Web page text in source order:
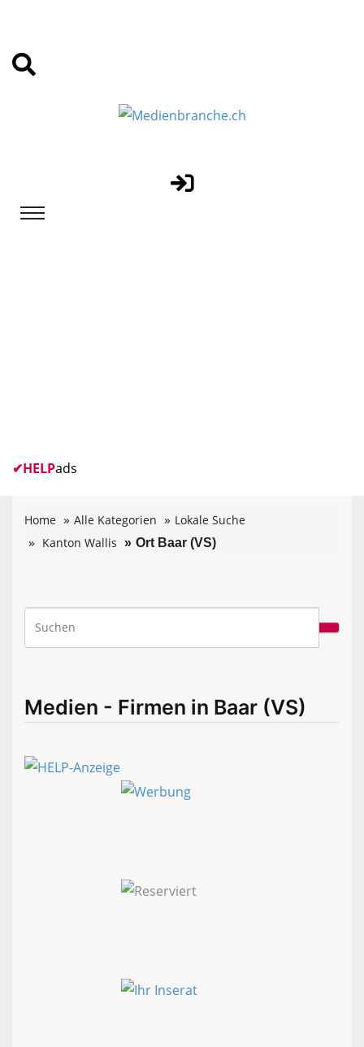
✔HELPads
Home Alle Kategorien
Lokale Suche
Kanton Wallis
Ort Baar (VS)
Medien - Firmen in Baar (VS)